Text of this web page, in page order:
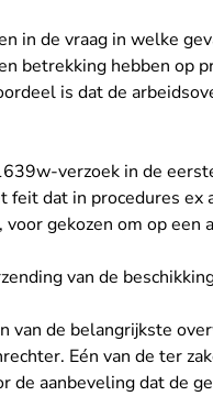
in de vraag in welke
betrekking hebben op
is dat de
verzoek in de
feit dat in procedures
gekozen om op een
van de
van de belangrijkste
Eén van de ter
de aanbeveling dat de